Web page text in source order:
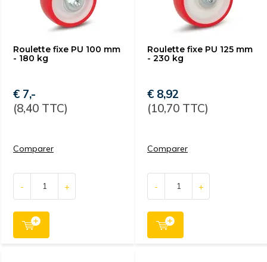
Roulette fixe PU 100 mm
- 180 kg
€ 7,-
(8,40 TTC)
Comparer
- +
Roulette fixe PU 125 mm
- 230 kg
€ 8,92
(10,70 TTC)
Comparer
- +